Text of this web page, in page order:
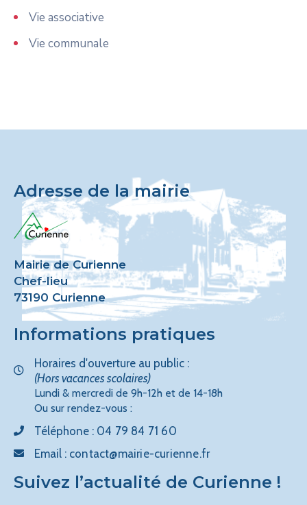
Vie associative
Vie communale
Adresse de la mairie
Mairie de Curienne
Chef-lieu
73190 Curienne
Informations pratiques
Horaires d'ouverture au public :
(Hors vacances scolaires)
Lundi & mercredi de 9h-12h et de 14-18h
Ou sur rendez-vous :
Téléphone : 04 79 84 71 60
Email : contact@mairie-curienne.fr
Suivez l’actualité de Curienne !